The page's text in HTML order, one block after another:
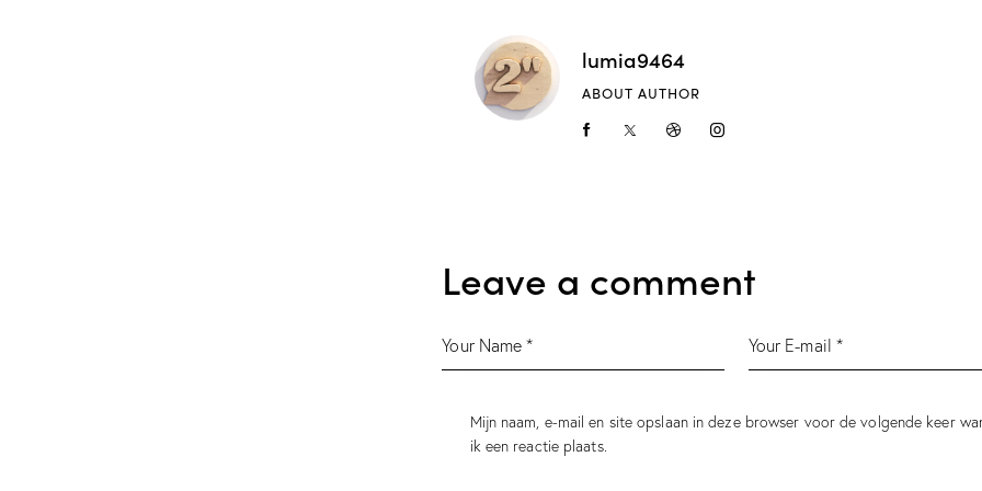
lumia9464
ABOUT AUTHOR
Leave a comment
Mijn naam, e-mail en site opslaan in deze browser voor de volgende keer
ik een reactie plaats.